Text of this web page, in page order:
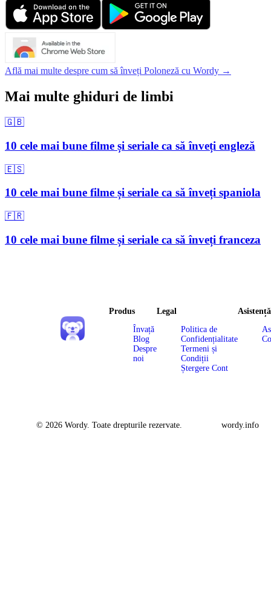
Află mai multe despre cum să înveți Poloneză cu Wordy →
Mai multe ghiduri de limbi
🇬🇧
10 cele mai bune filme și seriale ca să înveți engleză
🇪🇸
10 cele mai bune filme și seriale ca să înveți spaniola
🇫🇷
10 cele mai bune filme și seriale ca să înveți franceza
Produs
Învață
Blog
Despre
noi
Legal
Politica de
Confidențialitate
Termeni și
Condiții
Ștergere Cont
Asistență
© 2026 Wordy. Toate drepturile rezervate. wordy.info